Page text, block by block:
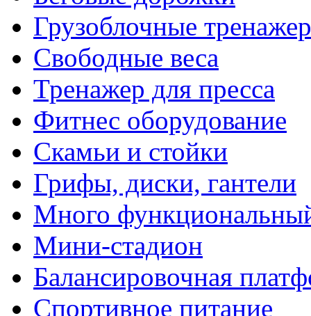
Грузоблочные
Свободные веса
Тренажер для пресса
Фитнес оборудование
Скамьи и стойки
Грифы, диски, гантели
Много
Мини-стадион
Балансировочная
Спортивное питание